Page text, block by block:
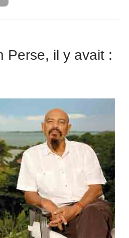
Perse, il y avait :